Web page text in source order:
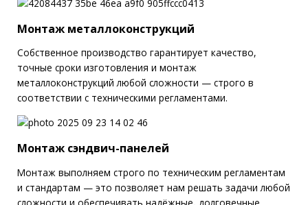
Монтаж металлоконструкций
Собственное производство гарантирует качество,
точные сроки изготовления и монтаж
металлоконструкций любой сложности — строго в
соответствии с техническими регламентами.
Монтаж сэндвич-панелей
Монтаж выполняем строго по техническим регламентам
и стандартам — это позволяет нам решать задачи любой
сложности и обеспечивать надёжные, долговечные